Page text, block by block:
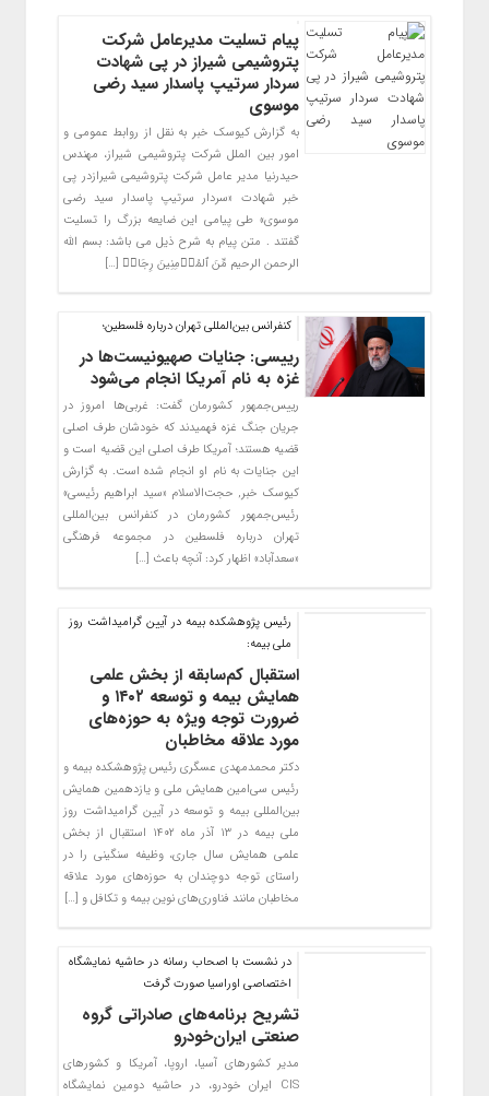
پیام تسلیت مدیرعامل شرکت
پتروشیمی شیراز در پی شهادت
سردار سرتیپ پاسدار سید رضی
موسوی
به گزارش کیوسک خبر به نقل از روابط عمومی و
امور بین الملل شرکت پتروشیمی شیراز، مهندس
حیدرنیا مدیر عامل شرکت پتروشیمی شیرازدر پی
خبر شهادت «سردار سرتیپ پاسدار سید رضی
موسوی» طی پیامی این ضایعه بزرگ را تسلیت
گفتند . متن پیام به شرح ذیل می باشد: بسم الله
الرحمن الرحیم مِّنَ ٱلمُؤۡمِنِینَ رِجَالٞ […]
کنفرانس بین‌المللی تهران درباره فلسطین؛
رییسی: جنایات صهیونیست‌ها در
غزه به نام آمریکا انجام می‌شود
رییس‌جمهور کشورمان گفت: غربی‌ها امروز در
جریان جنگ غزه فهمیدند که خودشان طرف اصلی
قضیه هستند؛ آمریکا طرف اصلی این قضیه است و
این جنایات به نام او انجام شده است. به گزارش
کیوسک خبر, حجت‌الاسلام «سید ابراهیم رئیسی»
رئیس‌جمهور کشورمان در کنفرانس بین‌المللی
تهران درباره فلسطین در مجموعه فرهنگی
«سعدآباد» اظهار کرد: آنچه باعث […]
رئیس پژوهشکده بیمه در آیین گرامیداشت روز
ملی بیمه:
استقبال کم‌سابقه از بخش علمی
همایش بیمه و توسعه ۱۴۰۲ و
ضرورت توجه ویژه به حوزه‌های
مورد علاقه مخاطبان
دکتر محمدمهدی عسگری رئیس پژوهشکده بیمه و
رئیس سی‌امین همایش ملی و یازدهمین همایش
بین‌المللی بیمه و توسعه در آیین گرامیداشت روز
ملی بیمه در ۱۳ آذر ماه ۱۴۰۲ استقبال از بخش
علمی همایش سال جاری، وظیفه سنگینی را در
راستای توجه دوچندان به حوزه‌های مورد علاقه
مخاطبان مانند فناوری‌های نوین بیمه و تکافل و […]
در نشست با اصحاب رسانه در حاشیه نمایشگاه
اختصاصی اوراسیا صورت گرفت
تشریح برنامه‌های صادراتی گروه
صنعتی ایران‌خودرو
مدیر کشورهای آسیا، اروپا، آمریکا و کشورهای
CIS ایران خودرو، در حاشیه دومین نمایشگاه